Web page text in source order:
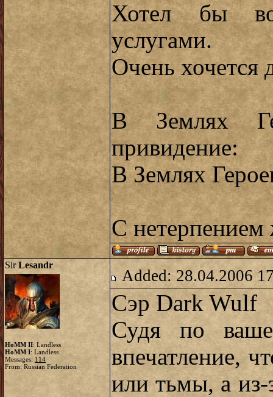
Хотел бы
услугами.
Очень хочется
В Землях
привидение:
В Землях
С
SirLesandr
HoMM II: Landless
HoMM I: Landless
Messages: 114
From: Russian Federation
Added: 28.04.2006
Сэр Dark Wulf
Судя по
впечатление,
или тьмы, а из-